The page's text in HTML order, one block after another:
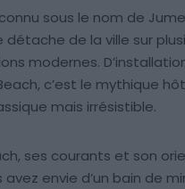
sous le nom de
détache de la ville sur
modernes.
c’est le mythique
mais irrésistible.
ses courants et son
envie d’un bain de